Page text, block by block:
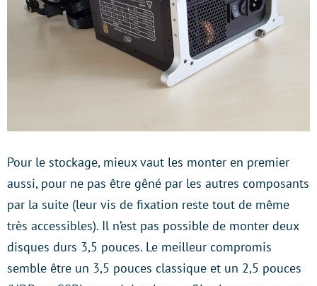
Pour le stockage, mieux vaut les monter en premier
aussi, pour ne pas être gêné par les autres composants
par la suite (leur vis de fixation reste tout de même
très accessibles). Il n’est pas possible de monter deux
disques durs 3,5 pouces. Le meilleur compromis
semble être un 3,5 pouces classique et un 2,5 pouces